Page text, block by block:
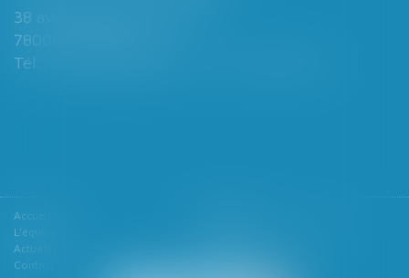
38 avenue de Saint-Cloud
78000 VERSAILLES
Tél : 01 39 49 06 06 - Fax : 01 39 53 53 26
Accueil
L'équipe
Actualités
Contact